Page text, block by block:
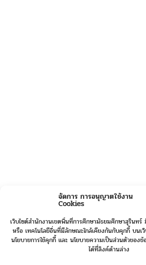
จัดการ การอนุญาตใช้งาน
Cookies
เว็บไซต์สำนักงานเขตพื้นที่การศึกษามัธยมศึกษาสุรินทร์
หรือ เทคโนโลยีอื่นที่มีลักษณะใกล้เคียงกันกับคุกกี้ บนเ
นโยบายการใช้คุกกี้ และ นโยบายความเป็นส่วนตัวของข้
ได้ที่ลิงค์ด้านล่าง